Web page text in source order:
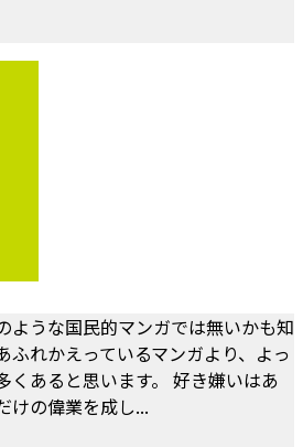
ような国民的マンガでは無いかも知
ふれかえっているマンガより、よっ
くあると思います。 好き嫌いはあ
けの偉業を成し...